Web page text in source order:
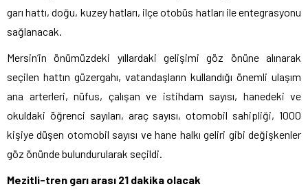
garı hattı, doğu, kuzey hatları, ilçe otobüs hatları ile entegrasyonu
sağlanacak.
Mersin’in önümüzdeki yıllardaki gelişimi göz önüne alınarak
seçilen hattın güzergahı, vatandaşların kullandığı önemli ulaşım
ana arterleri, nüfus, çalışan ve istihdam sayısı, hanedeki ve
okuldaki öğrenci sayıları, araç sayısı, otomobil sahipliği, 1000
kişiye düşen otomobil sayısı ve hane halkı geliri gibi değişkenler
göz önünde bulundurularak seçildi.
Mezitli-tren garı arası 21 dakika olacak